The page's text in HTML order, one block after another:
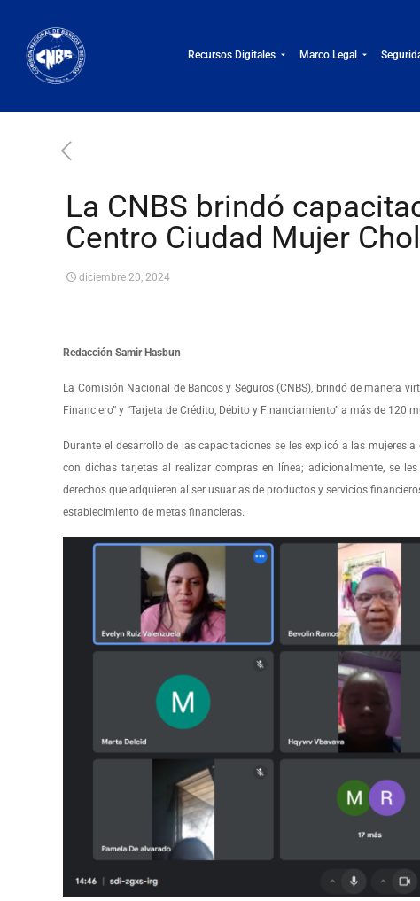
Recursos Digitales Marco Legal
La CNBS brindó
Centro Ciudad Mujer
diciembre 20, 2024
Redacción Samir Hasbun
La Comisión Nacional de Bancos y Seguros (CNBS), brindó de manera
Financiero” y “Tarjeta de Crédito, Débito y Financiamiento” a más de 120
Durante el desarrollo de las capacitaciones se les explicó a las mujeres
con dichas tarjetas al realizar compras en línea; adicionalmente, se
derechos que adquieren al ser usuarias de productos y servicios
establecimiento de metas financieras.